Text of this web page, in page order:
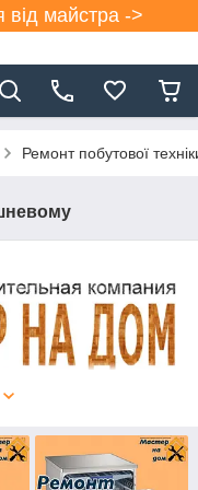
від майстра ->
Ремонт побутової
вдома